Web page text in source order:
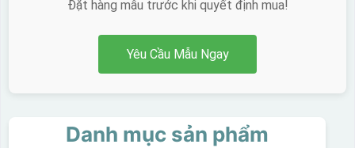
Đặt hàng mẫu trước khi quyết định mua!
Yêu Cầu Mẫu Ngay
Danh mục sản phẩm